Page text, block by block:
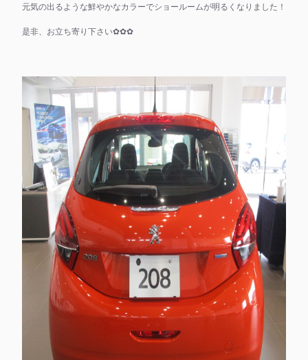
元気の出るような鮮やかなカラーでショールームが明るくなりました！
是非、お立ち寄り下さい✿✿✿